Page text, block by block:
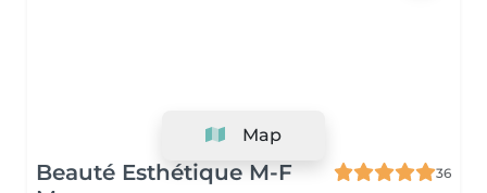
Beauté Esthétique M-F
36
Map